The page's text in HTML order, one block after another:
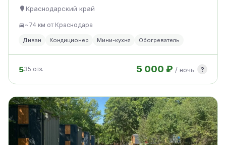
Краснодарский край
~74 км от Краснодара
Диван Кондиционер Мини-кухня Обогреватель
535 отз. 5 000 ₽ / ночь ?